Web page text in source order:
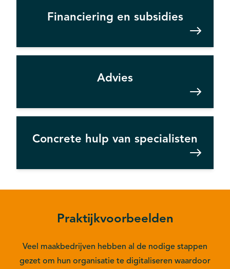
Financiering en subsidies
Advies
Concrete hulp van specialisten
Praktijkvoorbeelden
Veel maakbedrijven hebben al de nodige stappen
gezet om hun organisatie te digitaliseren waardoor